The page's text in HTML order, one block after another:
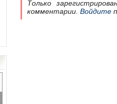
Только
комментарии. Войдите